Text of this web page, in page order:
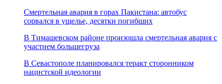
Смертельная авария в горах Пакистана: автобус
сорвался в ущелье, десятки погибших
В Тимашевском районе произошла смертельная авария с
участием большегруза
В Севастополе планировался теракт сторонником
нацистской идеологии